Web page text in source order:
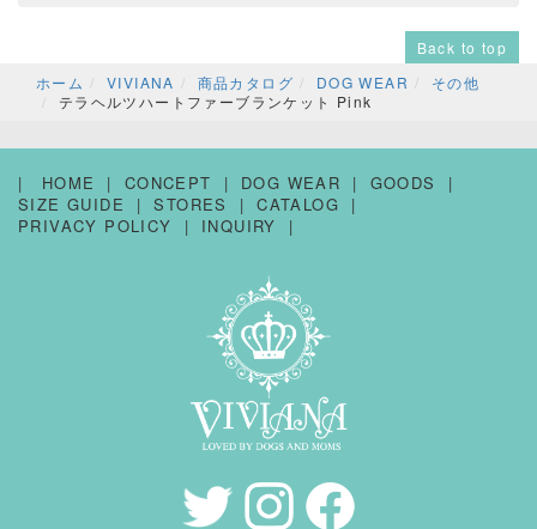
Back to top
ホーム
VIVIANA 商品カタログ DOG WEAR
その他
テラヘルツハートファーブランケット Pink
HOME CONCEPT DOG WEAR
GOODS
SIZE GUIDE
STORES
CATALOG
PRIVACY POLICY
INQUIRY